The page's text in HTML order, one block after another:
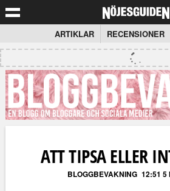
ARTIKLAR RECENSIONER
ATT TIPSA ELLER
BLOGGBEVAKNING 12:51 5